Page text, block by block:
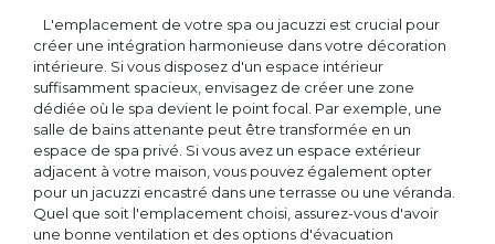
L'emplacement de votre spa ou jacuzzi est crucial pour
créer une intégration harmonieuse dans votre décoration
intérieure. Si vous disposez d'un espace intérieur
suffisamment spacieux, envisagez de créer une zone
dédiée où le spa devient le point focal. Par exemple, une
salle de bains attenante peut être transformée en un
espace de spa privé. Si vous avez un espace extérieur
adjacent à votre maison, vous pouvez également opter
pour un jacuzzi encastré dans une terrasse ou une véranda.
Quel que soit l'emplacement choisi, assurez-vous d'avoir
une bonne ventilation et des options d'évacuation